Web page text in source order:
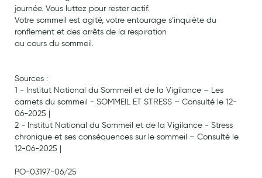
Vétérinaire
Incontinence
Autotests
Protections auditives
Lunettes
Piluliers
journée. Vous luttez pour rester actif.
Votre sommeil est agité, votre entourage s’inquiète du
ronflement et des arrêts de la respiration
au cours du sommeil.
Sources :
1 - Institut National du Sommeil et de la Vigilance – Les
carnets du sommeil - SOMMEIL ET STRESS – Consulté le 12-
06-2025 |
2 - Institut National du Sommeil et de la Vigilance - Stress
chronique et ses conséquences sur le sommeil – Consulté le
12-06-2025 |
PO-03197-06/25